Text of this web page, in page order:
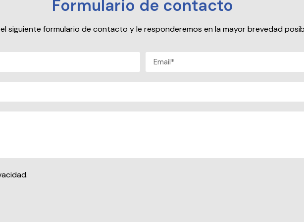
Formulario de contacto
el siguiente formulario de contacto y le responderemos en la mayor brevedad